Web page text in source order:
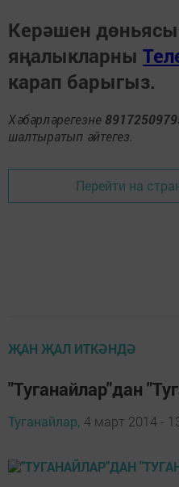
Керәшен
яңалыкларны
карап барыгыз.
Хәбәрләрегезне
шалтыратып әйтегез.
Перейти на
ҖАН ҖАЛ ИТКӘНДӘ
"Туганайлар"дан
Туганайлар, 4 март 2014 -